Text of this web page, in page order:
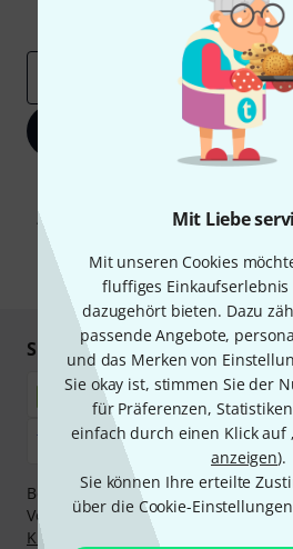
Mit Liebe
Mit unseren Cookies
fluffiges
dazugehört bieten. Dazu
passende Angebote,
und das Merken von
Sie okay ist, stimmen Sie der
für Präferenzen,
einfach durch einen Klick auf
anzeigen).
Sie können Ihre erteilte
über die Cookie-
Inspirierende Beiträge
Deals
Jetzt
Abmeldung ist jederzeit möglich. Weitere
* Pflichtfeld
Sicher einkaufen & bezahlen
Bezahlen Sie vertraulich und
Vorkasse, PayPal, Amazon Pay,
Klarna Ratenzahlung